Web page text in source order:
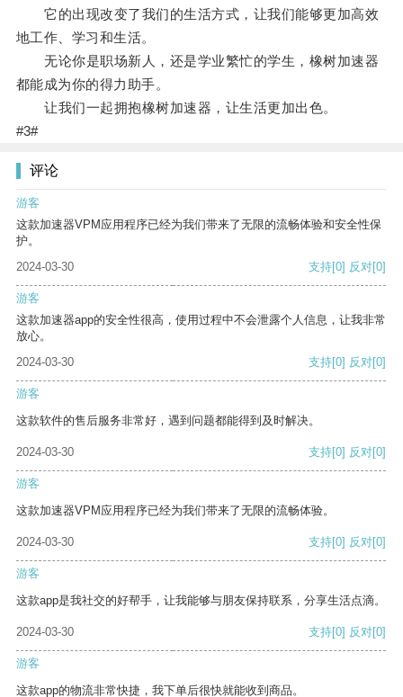
它的出现改变了我们的生活方式，让我们能够更加高效
地工作、学习和生活。
无论你是职场新人，还是学业繁忙的学生，橡树加速器
都能成为你的得力助手。
让我们一起拥抱橡树加速器，让生活更加出色。
#3#
评论
游客
这款加速器VPM应用程序已经为我们带来了无限的流畅体验和安全性保
护。
2024-03-30
支持[0] 反对[0]
游客
这款加速器app的安全性很高，使用过程中不会泄露个人信息，让我非常
放心。
2024-03-30
支持[0] 反对[0]
游客
这款软件的售后服务非常好，遇到问题都能得到及时解决。
2024-03-30 支持[0] 反对[0]
游客
这款加速器VPM应用程序已经为我们带来了无限的流畅体验。
2024-03-30 支持[0] 反对[0]
游客
这款app是我社交的好帮手，让我能够与朋友保持联系，分享生活点滴。
2024-03-30 支持[0] 反对[0]
游客
这款app的物流非常快捷，我下单后很快就能收到商品。